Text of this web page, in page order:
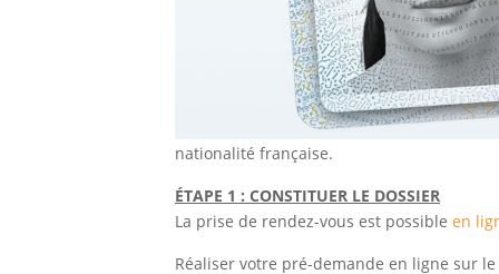
nationalité française.
ÉTAPE 1 : CONSTITUER LE DOSSIER
La prise de rendez-vous est possible en
Réaliser votre pré-demande en ligne sur